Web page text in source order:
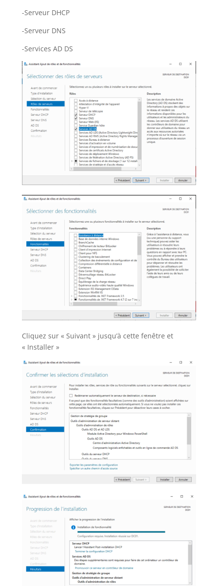
-Serveur DHCP
-Serveur DNS
-Services AD DS
Cliquez sur « Suivant » jusqu’à cette fenêtre et
« Installer »